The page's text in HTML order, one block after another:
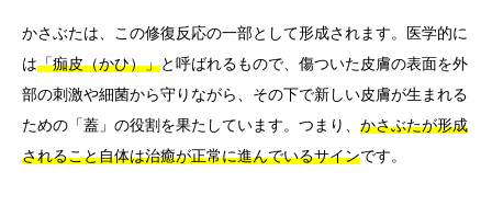
かさぶたは、この修復反応の一部として形成されます。医学的に
は「痂皮（かひ）」と呼ばれるもので、傷ついた皮膚の表面を外
部の刺激や細菌から守りながら、その下で新しい皮膚が生まれる
ための「蓋」の役割を果たしています。つまり、 かさぶたが形成
されること自体は治癒が正常に進んでいるサインです。